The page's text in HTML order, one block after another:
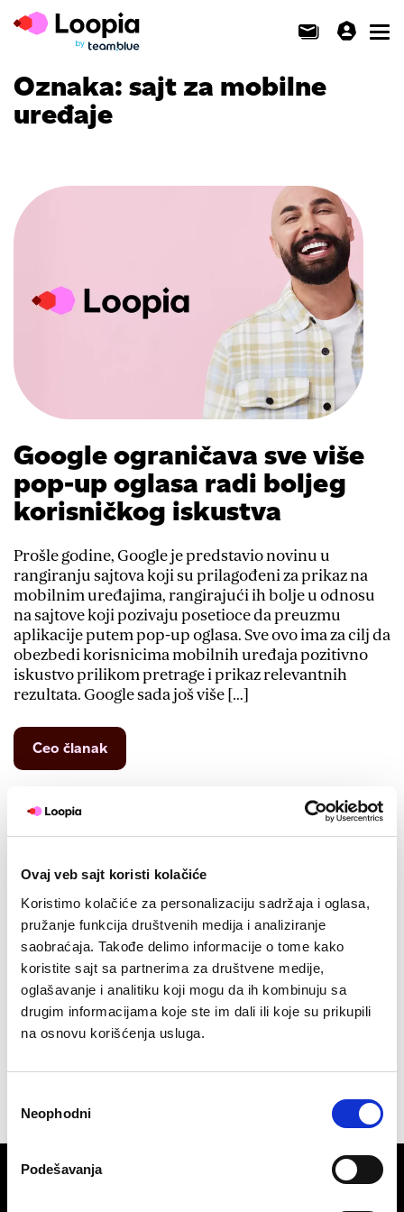
Ovaj veb sajt koristi kolačiće
Koristimo kolačiće za personalizaciju sadržaja i oglasa,
pružanje funkcija društvenih medija i analiziranje
saobraćaja. Takođe delimo informacije o tome kako
koristite sajt sa partnerima za društvene medije,
oglašavanje i analitiku koji mogu da ih kombinuju sa
drugim informacijama koje ste im dali ili koje su prikupili
na osnovu korišćenja usluga.
сагласности
Neophodni
Podešavanja
Oznaka: sajt za mobilne
uređaje
Google ograničava sve više
pop-up oglasa radi boljeg
korisničkog iskustva
Prošle godine, Google je predstavio novinu u
rangiranju sajtova koji su prilagođeni za prikaz na
mobilnim uređajima, rangirajući ih bolje u odnosu
na sajtove koji pozivaju posetioce da preuzmu
aplikacije putem pop-up oglasa. Sve ovo ima za cilj da
obezbedi korisnicima mobilnih uređaja pozitivno
iskustvo prilikom pretrage i prikaz relevantnih
rezultata. Google sada još više […]
Ceo članakfrom
Google
pop-
oglasa
boljeg
korisničkog
iskustva
Podelite ovu objavu:
Facebook
LinkedIn
Twitter
Email
Oznake Google , sajt za mobilne uređaje
12.11 2016
autor Loopia